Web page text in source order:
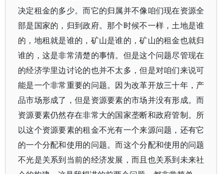
决定租金的多少。而它的归属并不像咱们现在资源全
部是国家的，归到政府。那个时候不一样，土地是谁
的，地租就是谁的，矿山是谁的，矿山的租金也就归
谁的，这是非常清楚的事情。但是这个问题尽管现在
的经济学里边讨论的也并不太多，但是对咱们来说可
能是一个非常重要的问题。因为改革开放三十年，产
品市场形成了，但是资源要素的市场并没有形成。而
资源要素仍然存在非常大的国家垄断和政府管制。所
以这个资源要素的租金不光有一个来源问题，还有它
的一个分配和使用的问题。而这个分配和使用的问题
不光是关系到当前的经济发展，而且也关系到未来社